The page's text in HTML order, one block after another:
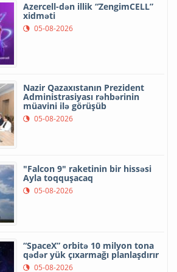
Azercell-dən illik “ZengimCELL”
xidməti
05-08-2026
Nazir Qazaxıstanın Prezident
Administrasiyası rəhbərinin
müavini ilə görüşüb
05-08-2026
"Falcon 9" raketinin bir hissəsi
Ayla toqquşacaq
05-08-2026
“SpaceX” orbitə 10 milyon tona
qədər yük çıxarmağı planlaşdırır
05-08-2026